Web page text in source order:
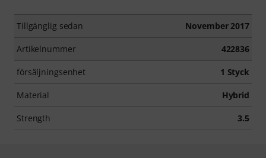
Tillgänglig sedan November 2017
Artikelnummer 422836
försäljningsenhet 1 Styck
Material Hybrid
Strength 3.5